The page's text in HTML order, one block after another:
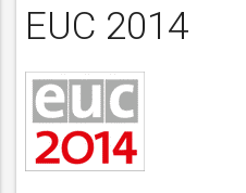
EUC 2014